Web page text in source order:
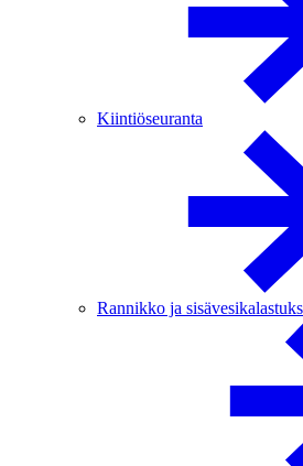
Kiintiöseuranta
Rannikko ja